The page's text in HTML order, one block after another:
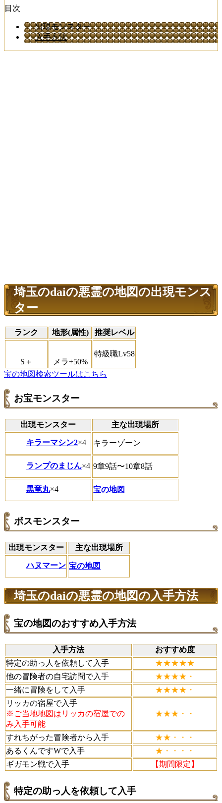
目次
出現モンスター
入手方法
埼玉のdaiの悪霊の地図の出現モンス
ター
ランク 地形(属性) 推奨レベル
S＋ メラ+50%
特級職Lv58
宝の地図検索ツールはこちら
お宝モンスター
出現モンスター 主な出現場所
キラーマシン2×4 キラーゾーン
ランプのまじん×4 9章9話〜10章8話
黒竜丸×4 宝の地図
ボスモンスター
出現モンスター 主な出現場所
ハヌマーン 宝の地図
埼玉のdaiの悪霊の地図の入手方法
宝の地図のおすすめ入手方法
入手方法
おすすめ度
特定の助っ人を依頼して入手
★★★★★
他の冒険者の自宅訪問で入手
★★★★・
一緒に冒険をして入手
★★★★・
リッカの宿屋で入手
※ご当地地図はリッカの宿屋での
み入手可能
★★★・・
すれちがった冒険者から入手
★★・・・
あるくんですWで入手
★・・・・
ギガモン戦で入手
【期間限定】
特定の助っ人を依頼して入手